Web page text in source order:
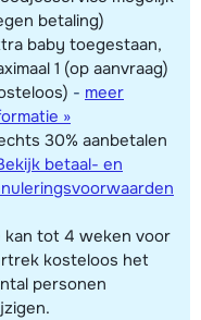
betaling)
baby toegestaan,
1 (op aanvraag)
- meer
»
30% aanbetalen
betaal- en
kan tot 4 weken voor
kosteloos het
personen